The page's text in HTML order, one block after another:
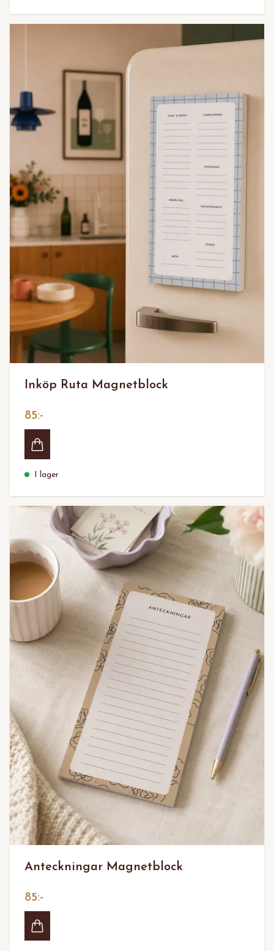
Inköp Ruta Magnetblock
85:-
I lager
Anteckningar Magnetblock
85:-